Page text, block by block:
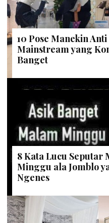
10 Pose Manekin Anti
Mainstream yang
Banget
8 Kata Lucu Seputar
Minggu ala Jomblo
Ngenes